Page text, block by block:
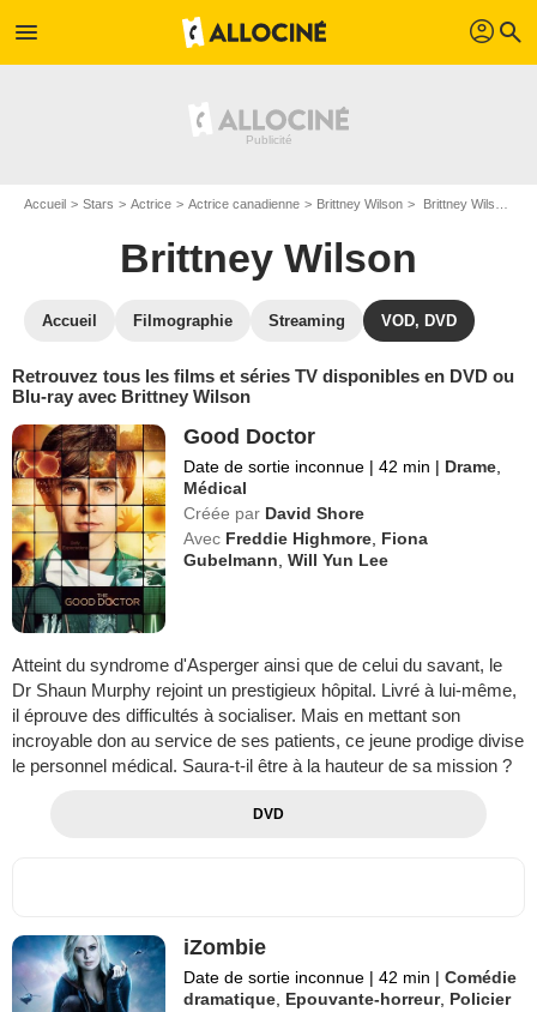
menu profil search
Accueil Stars Actrice Actrice canadienne Brittney Wilson Brittney Wilson : ses Blu-Ray, DVD, VOD, SVOD
Brittney Wilson
Accueil Filmographie Streaming VOD, DVD
Retrouvez tous les films et séries TV disponibles en DVD ou
Blu-ray avec Brittney Wilson
Good Doctor
Date de sortie inconnue | 42 min | Drame
Médical
Créée par David Shore
Avec Freddie Highmore Fiona
Gubelmann ,Will Yun Lee
Atteint du syndrome d'Asperger ainsi que de celui du savant, le
Dr Shaun Murphy rejoint un prestigieux hôpital. Livré à lui-même,
il éprouve des difficultés à socialiser. Mais en mettant son
incroyable don au service de ses patients, ce jeune prodige divise
le personnel médical. Saura-t-il être à la hauteur de sa mission ?
DVD
iZombie
Date de sortie inconnue | 42 min | Comédie
dramatique Epouvante-horreur, Policier